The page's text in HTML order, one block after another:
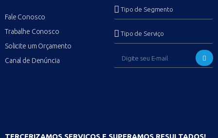
Fale Conosco
Trabalhe Conosco
Solicite um Orçamento
Canal de Denúncia